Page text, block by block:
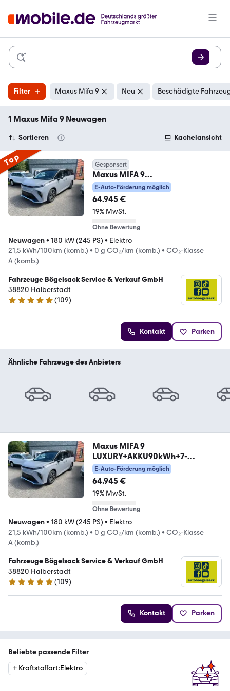
Filter Maxus Mifa 9 Neu Beschädigte
1 Maxus Mifa 9 Neuwagen
Sortieren Kachelansicht
Top Gesponsert
Maxus MIFA 9
LUXURY+AKKU90kWh+7-
SITZER+LAGERWAGEN
E-Auto-Förderung möglich
64.945 €
19% MwSt.
Ohne Bewertung
Neuwagen• 180 kW (245 PS) • Elektro
21,5 kWh/100km (komb.) • 0 g CO₂/km (komb.) • CO₂-Klasse
A (komb.)
Fahrzeuge Bögelsack Service & Verkauf GmbH
38820 Halberstadt
5 Sterne
(109)
Kontakt Parken
Ähnliche Fahrzeuge des Anbieters
Maxus MIFA 9
LUXURY+AKKU90kWh+7-
SITZER+LAGERWAGEN
E-Auto-Förderung möglich
64.945 €
19% MwSt.
Ohne Bewertung
Neuwagen• 180 kW (245 PS) • Elektro
21,5 kWh/100km (komb.) • 0 g CO₂/km (komb.) • CO₂-Klasse
A (komb.)
Fahrzeuge Bögelsack Service & Verkauf GmbH
38820 Halberstadt
5 Sterne
(109)
Kontakt Parken
Beliebte passende Filter
+ Kraftstoffart:Elektro